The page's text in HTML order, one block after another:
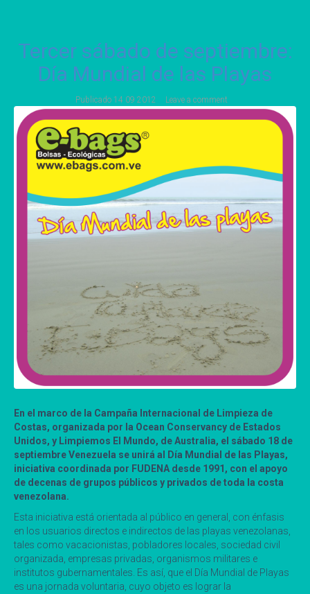
Tercer sábado de septiembre:
Día Mundial de las Playas
Publicado 14 09 2012 Leave a comment
En el marco de la Campaña Internacional de Limpieza de
Costas, organizada por la Ocean Conservancy de Estados
Unidos, y Limpiemos El Mundo, de Australia, el sábado 18 de
septiembre Venezuela se unirá al Día Mundial de las Playas,
iniciativa coordinada por FUDENA desde 1991, con el apoyo
de decenas de grupos públicos y privados de toda la costa
venezolana.
Esta iniciativa está orientada al público en general, con énfasis
en los usuarios directos e indirectos de las playas venezolanas,
tales como vacacionistas, pobladores locales, sociedad civil
organizada, empresas privadas, organismos militares e
institutos gubernamentales. Es así, que el Día Mundial de Playas
es una jornada voluntaria, cuyo objeto es lograr la